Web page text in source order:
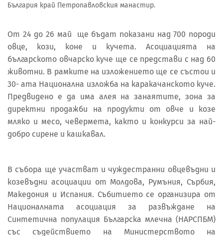
България край Петропавловския манастир.
От 24 до 26 май ще бъдат показани над 700 породи
овце, кози, коне и кучета. Асоциацията на
българското овчарско куче ще се представи с над 60
животни. В рамките на изложението ще се състои и
30- ата Национална изложба на каракачанското куче.
Предвидено е да има алея на занаятите, зона за
директни продажби на продукти от овче и козе
мляко и месо, чевермета, както и конкурси за най-
добро сирене и кашкавал.
В събора ще участват и чуждестранни овцевъдни и
козевъдни асоциации от Молдова, Румъния, Сърбия,
Македония и Испания. Събитието се организира от
Националната асоциация за развъждане на
Синтетична популация Българска млечна (НАРСПБМ)
със съдействието на Министерството на